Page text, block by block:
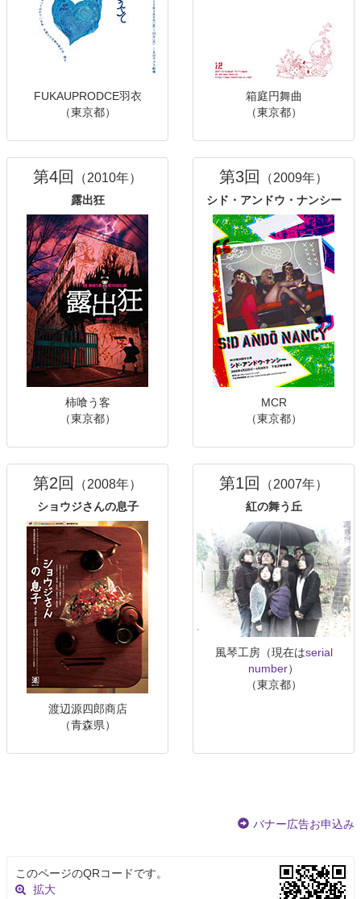
FUKAUPRODCE羽衣
（東京都）
箱庭円舞曲
（東京都）
第4回 （2010年）
露出狂
柿喰う客
（東京都）
第3回 （2009年）
シド・アンドウ・ナンシー
MCR
（東京都）
第2回 （2008年）
ショウジさんの息子
渡辺源四郎商店
（青森県）
第1回 （2007年）
紅の舞う丘
風琴工房（現在はserial
number）
（東京都）
バナー広告お申込み
このページのQRコードです。
拡大